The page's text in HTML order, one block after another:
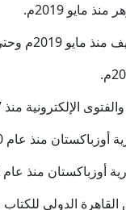
2019م.
أغسطس 2024م.
منذ 17 /5 /2020م.
منذ عام 2020م.
منذ عام 2020م.